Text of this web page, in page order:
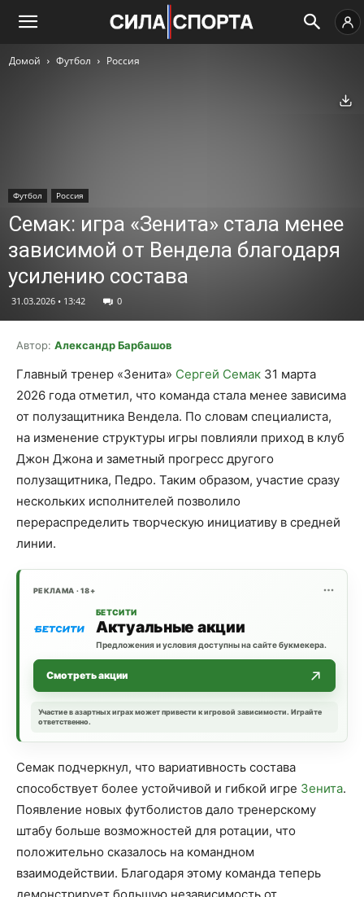
Домой Футбол Россия
Футбол Россия
Семак: игра «Зенита» стала менее
зависимой от Вендела благодаря
усилению состава
31.03.2026 • 13:42 0
Автор: Александр Барбашов
Главный тренер «Зенита» Сергей Семак 31 марта
2026 года отметил, что команда стала менее зависима
от полузащитника Вендела. По словам специалиста,
на изменение структуры игры повлияли приход в клуб
Джон Джона и заметный прогресс другого
полузащитника, Педро. Таким образом, участие сразу
нескольких исполнителей позволило
перераспределить творческую инициативу в средней
линии.
РЕКЛАМА · 18+
БЕТСИТИ
Актуальные акции
Предложения и условия доступны на сайте букмекера.
Смотреть акции
Участие в азартных играх может привести к игровой зависимости. Играйте
ответственно.
Семак подчеркнул, что вариативность состава
способствует более устойчивой и гибкой игре Зенита.
Появление новых футболистов дало тренерскому
штабу больше возможностей для ротации, что
положительно сказалось на командном
взаимодействии. Благодаря этому команда теперь